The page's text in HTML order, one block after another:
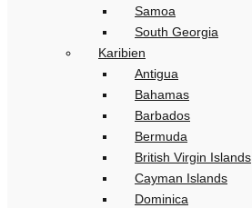
Samoa
South Georgia
Karibien
Antigua
Bahamas
Barbados
Bermuda
British Virgin Islands
Cayman Islands
Dominica